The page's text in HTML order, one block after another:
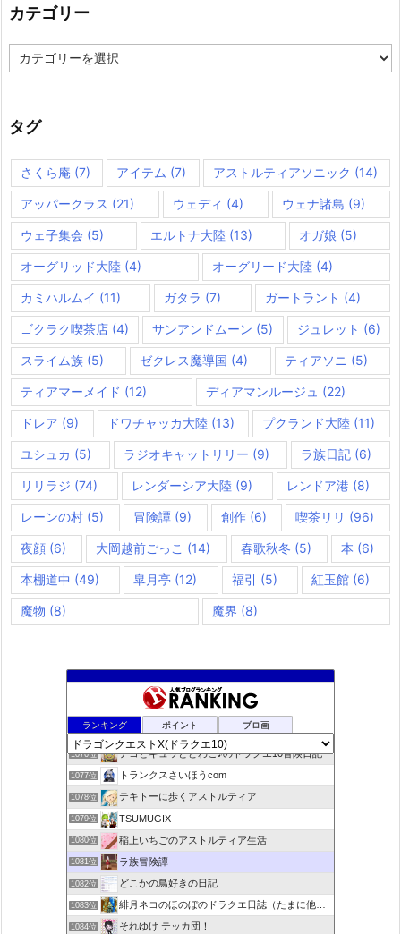
カテゴリー
テ
ー
タグ
さくら庵 (7) アイテム (7) アストルティアソニック (14)
アッパークラス (21) ウェディ (4) ウェナ諸島 (9)
ウェ子集会 (5) エルトナ大陸 (13) オガ娘 (5)
オーグリッド大陸 (4) オーグリード大陸 (4)
カミハルムイ (11) ガタラ (7) ガートラント (4)
ゴクラク喫茶店 (4) サンアンドムーン (5) ジュレット (6)
スライム族 (5) ゼクレス魔導国 (4) ティアソニ (5)
ティアマーメイド (12) ディアマンルージュ (22)
ドレア (9) ドワチャッカ大陸(13) プクランド大陸 (11)
ユシュカ (5) ラジオキャットリリー (9) ラ族日記 (6)
リリラジ (74) レンダーシア大陸 (9) レンドア港 (8)
レーンの村 (5) 冒険譚(9) 創作(6) 喫茶リリ (96)
夜顔 (6) 大岡越前ごっこ (14) 春歌秋冬 (5) 本 (6)
本棚道中 (49) 皐月亭 (12) 福引 (5) 紅玉館(6)
魔物 (8) 魔界 (8)
ランキング ポイント ブロ画
咲くやこのはな
1075位 ドラクエ10ラウラの日常とチーム運営ブログ
1076位 デコとギュッとどわこ♪のドラクエ10冒険日記
1077位 トランクスさいほうcom
1078位 テキトーに歩くアストルティア
1079位 TSUMUGIX
1080位 稲上いちごのアストルティア生活
1081位 ラ族冒険譚
1082位 どこかの鳥好きの日記
1083位 緋月ネコのほのぼのドラクエ日誌（たまに他のことも書いてます)
1084位 それゆけ テッカ団！